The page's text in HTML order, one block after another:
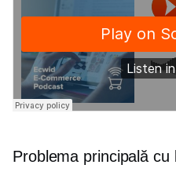
Problema principală cu